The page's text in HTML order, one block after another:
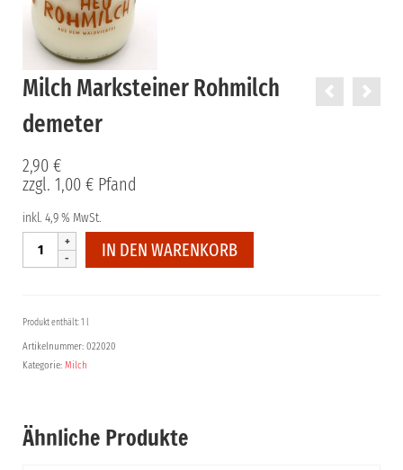
Milch Marksteiner Rohmilch
demeter
2,90 €
zzgl. 1,00 € Pfand
inkl. 4,9 % MwSt.
Marksteiner
Menge
IN DEN WARENKORB
Produkt enthält: 1 l
Artikelnummer: 022020
Kategorie: Milch
Ähnliche Produkte